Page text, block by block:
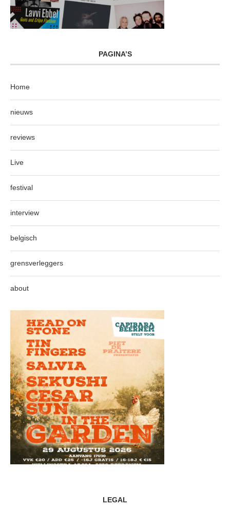
PAGINA’S
Home
nieuws
reviews
Live
festival
interview
belgisch
grensverleggers
about
LEGAL